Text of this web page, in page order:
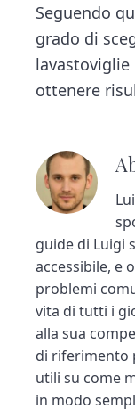
Seguendo
grado di
ottenere
guide di Luigi
accessibile, e
problemi
vita di tutti i
alla sua
di riferimento
utili su come
in modo